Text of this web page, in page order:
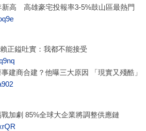
新高 高雄豪宅投報率3-5%鼓山區最熱門
正鎰吐實：我都不能接受
建商合建？他曝三大原因 「現實又殘酷」
加劇 85%全球大企業將調整供應鏈